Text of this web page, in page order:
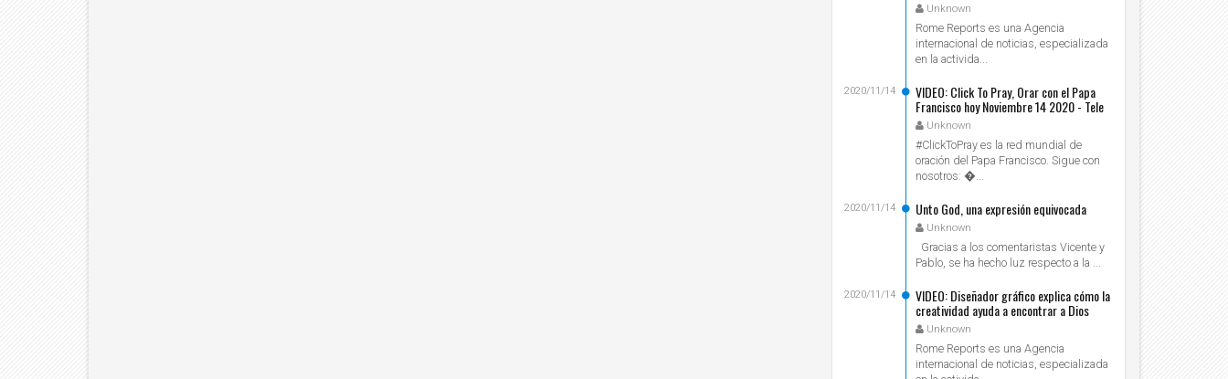
Unknown
Rome Reports es una Agencia
internacional de noticias, especializada
en la activida...
VIDEO: Click To Pray, Orar con el Papa
Francisco hoy Noviembre 14 2020 - Tele
VIDUnknown
2020/11/14
#ClickToPray es la red mundial de
oración del Papa Francisco. Sigue con
nosotros: ...
Unto God, una expresión equivocada
Unknown
2020/11/14
Gracias a los comentaristas Vicente y
Pablo, se ha hecho luz respecto a la ...
VIDEO: Diseñador gráfico explica cómo la
creatividad ayuda a encontrar a Dios
Unknown
2020/11/14
Rome Reports es una Agencia
internacional de noticias, especializada